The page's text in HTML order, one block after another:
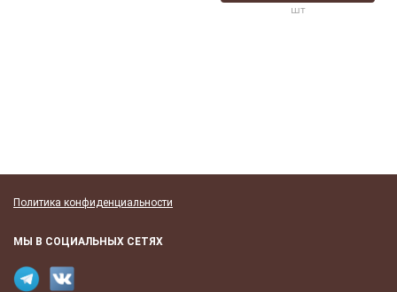
шт
Политика конфиденциальности
МЫ В СОЦИАЛЬНЫХ СЕТЯХ